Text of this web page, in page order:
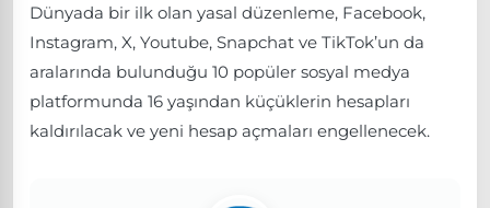
Dünyada bir ilk olan yasal düzenleme, Facebook,
Instagram, X, Youtube, Snapchat ve TikTok’un da
aralarında bulunduğu 10 popüler sosyal medya
platformunda 16 yaşından küçüklerin hesapları
kaldırılacak ve yeni hesap açmaları engellenecek.